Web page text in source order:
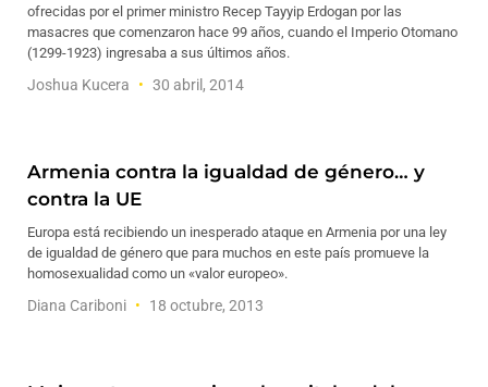
ofrecidas por el primer ministro Recep Tayyip Erdogan por las
masacres que comenzaron hace 99 años, cuando el Imperio Otomano
(1299-1923) ingresaba a sus últimos años.
Joshua Kucera 30 abril, 2014
Armenia contra la igualdad de género… y
contra la UE
Europa está recibiendo un inesperado ataque en Armenia por una ley
de igualdad de género que para muchos en este país promueve la
homosexualidad como un «valor europeo».
Diana Cariboni 18 octubre, 2013